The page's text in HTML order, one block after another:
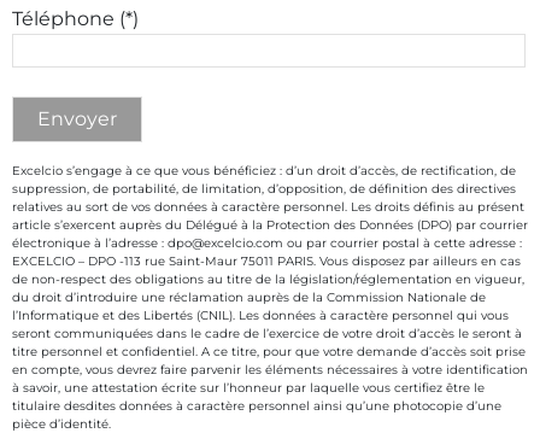
Téléphone (*)
Excelcio s’engage à ce que vous bénéficiez : d’un droit d’accès, de rectification, de
suppression, de portabilité, de limitation, d’opposition, de définition des directives
relatives au sort de vos données à caractère personnel. Les droits définis au présent
article s’exercent auprès du Délégué à la Protection des Données (DPO) par courrier
électronique à l’adresse : dpo@excelcio.com ou par courrier postal à cette adresse :
EXCELCIO – DPO -113 rue Saint-Maur 75011 PARIS. Vous disposez par ailleurs en cas
de non-respect des obligations au titre de la législation/réglementation en vigueur,
du droit d’introduire une réclamation auprès de la Commission Nationale de
l’Informatique et des Libertés (CNIL). Les données à caractère personnel qui vous
seront communiquées dans le cadre de l’exercice de votre droit d’accès le seront à
titre personnel et confidentiel. A ce titre, pour que votre demande d’accès soit prise
en compte, vous devrez faire parvenir les éléments nécessaires à votre identification
à savoir, une attestation écrite sur l’honneur par laquelle vous certifiez être le
titulaire desdites données à caractère personnel ainsi qu’une photocopie d’une
pièce d’identité.